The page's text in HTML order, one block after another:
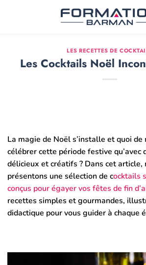
LES RECETTES DE
Les Cocktails Noël
La magie de Noël s’installe et quoi de
célébrer cette période festive qu’avec
délicieux et créatifs ? Dans cet article,
présentons une sélection de cocktails
conçus pour égayer vos fêtes de fin
recettes simples et gourmandes,
didactique pour vous guider à chaque